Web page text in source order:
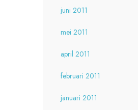
juni 2011
mei 2011
april 2011
februari 2011
januari 2011